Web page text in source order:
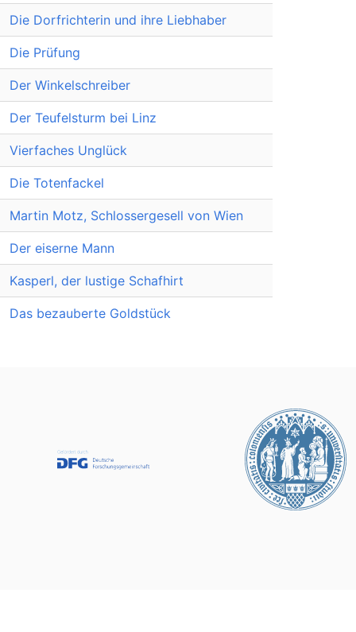
Die Dorfrichterin und ihre Liebhaber
Die Prüfung
Der Winkelschreiber
Der Teufelsturm bei Linz
Vierfaches Unglück
Die Totenfackel
Martin Motz, Schlossergesell von Wien
Der eiserne Mann
Kasperl, der lustige Schafhirt
Das bezauberte Goldstück